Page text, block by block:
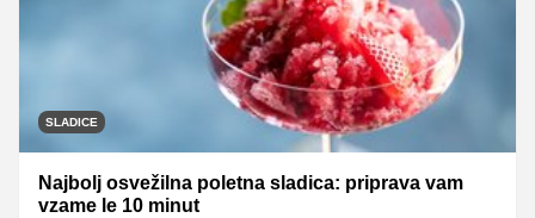
SLADICE
Najbolj osvežilna poletna sladica: priprava vam
vzame le 10 minut